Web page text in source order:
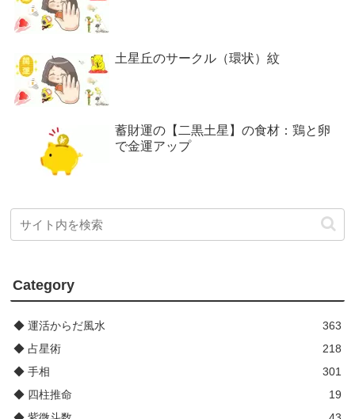
土星丘のサークル（環状）紋
蓄財運の【二黒土星】の食材：鶏と卵
で金運アップ
Category
◆ 運活からだ風水
363
◆ 占星術
218
◆ 手相
301
◆ 四柱推命
19